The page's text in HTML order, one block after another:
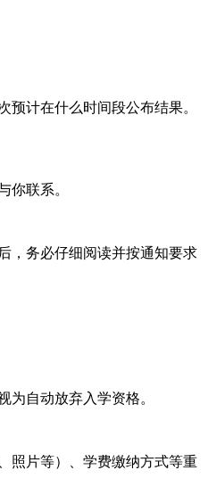
计在什么时间段公布结果。
联系。
，务必仔细阅读并按通知要求
自动放弃入学资格。
照片等）、学费缴纳方式等重